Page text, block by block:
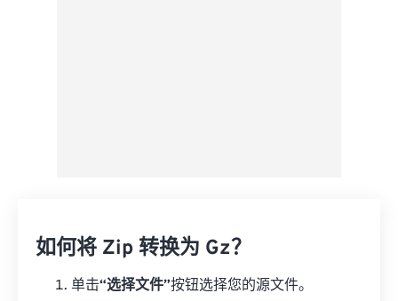
如何将 Zip 转换为 Gz？
单击“选择文件”按钮选择您的源文件。